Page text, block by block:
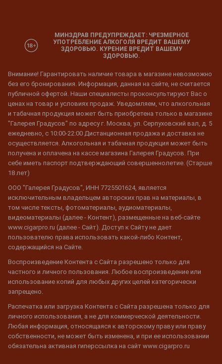
МИНЗДРАВ ПРЕДУПРЕЖДАЕТ: ЧРЕЗМЕРНОЕ
УПОТРЕБЛЕНИЕ АЛКОГОЛЯ ВРЕДИТ ВАШЕМУ
ЗДОРОВЬЮ. КУРЕНИЕ ВРЕДИТ ВАШЕМУ
ЗДОРОВЬЮ.
Внимание! Гарантировать наличие товара в магазине невозможно
без его бронирования. Информация, данная на сайте, не считается
публичной офертой. Наши специалисты проконсультируют Вас о
ценах на товар и условиях продаж. Уведомляем, что алкогольная
и табачная продукция может быть приобретена только в магазине
"Галерея Градусов" по адресу г. Москва, ул. Серпуховский вал, д. 5
ежедневно, с 10:00-22:00 Дистанционная продажа и доставка не
осуществляется. Алкогольная и табачная продукция может быть
получена и оплачена на кассе магазина Галерея Градусов. При
себе иметь паспорт подтверждающий совершеннолетие. (Старше
18 лет)
ООО "Галерея Градусов", ИНН 7725501624, является
исключительным владельцем авторских прав на материалы, в
том числе тексты, фотоматериалы, аудиоматериалы,
видеоматериалы (далее - Контент), размещенные на веб-сайте
www.cigarpro.ru (далее - Сайт). Доступ к Сайту не дает
пользователю права использовать какой-либо Контент,
содержащийся на Сайте.
Воспроизведение Контента с Сайта разрешено только для
частного и личного пользования. Любое воспроизведение или
использование копий для любых других целей категорически
запрещено.
Распечатка или загрузка Контента с Сайта разрешена только для
личного использования, а не для коммерческой деятельности.
Любая информация, относящаяся к авторскому праву или праву
собственности, не может быть изменена, и при ее использовании
обязательна активная гиперссылка на сайт www.cigarpro.ru